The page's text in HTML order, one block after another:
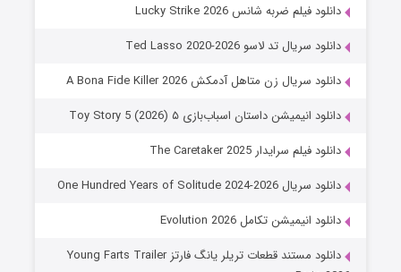
دانلود فیلم ضربه شانس Lucky Strike 2026
دانلود سریال تد لاسو Ted Lasso 2020-2026
دانلود سریال زن متاهل آدمکش A Bona Fide Killer 2026
دانلود انیمیشن داستان اسباب‌بازی ۵ Toy Story 5 (2026)
دانلود فیلم سرایدار The Caretaker 2025
دانلود سریال One Hundred Years of Solitude 2024-2026
دانلود انیمیشن تکامل Evolution 2026
دانلود مستند قطعات تریلر یانگ فارتز Young Farts Trailer